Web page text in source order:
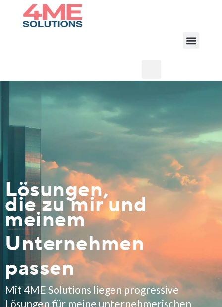
Lösungen,
die zu mir und
meinem
Unternehmen
passen
Mit 4ME Solutions liegen progressive
Lösungen für meine unternehmerischen